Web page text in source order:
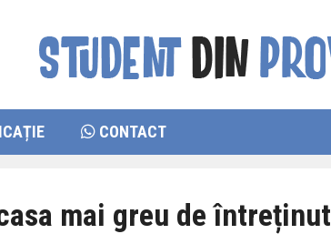
CONTACT
mai greu de întreținut